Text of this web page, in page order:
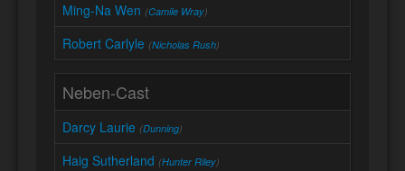
Ming-Na Wen (Camile Wray)
Robert Carlyle (Nicholas Rush)
Neben-Cast
Darcy Laurie (Dunning)
Haig Sutherland (Hunter Riley)